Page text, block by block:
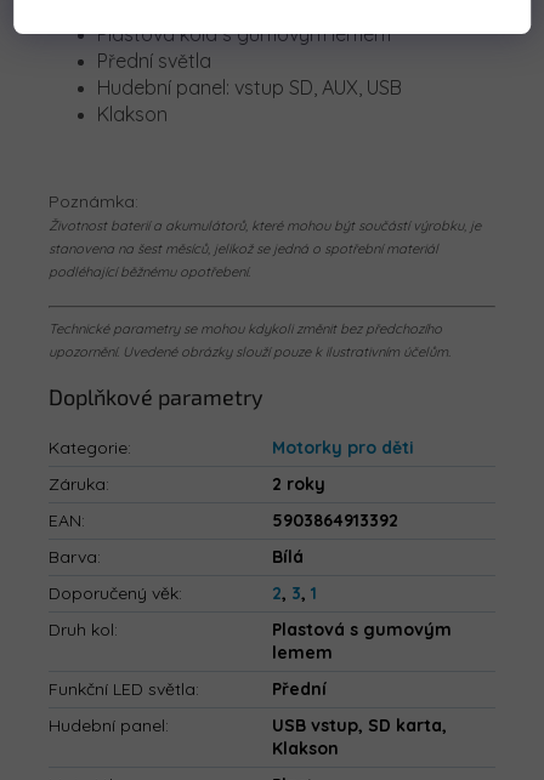
Plastová kola s gumovým lemem
Přední světla
Hudební panel: vstup SD, AUX, USB
Klakson
Poznámka:
Životnost baterií a akumulátorů, které mohou být součástí výrobku, je
stanovena na šest měsíců, jelikož se jedná o spotřební materiál
podléhající běžnému opotřebení.
Technické parametry se mohou kdykoli změnit bez předchozího
upozornění. Uvedené obrázky slouží pouze k ilustrativním účelům.
Doplňkové parametry
Kategorie:
Motorky pro děti
Záruka:
2 roky
EAN:
5903864913392
Barva:
Bílá
Doporučený věk: 2, 3, 1
Druh kol:
Plastová s gumovým
lemem
Funkční LED světla:
Přední
Hudební panel:
USB vstup, SD karta,
Klakson